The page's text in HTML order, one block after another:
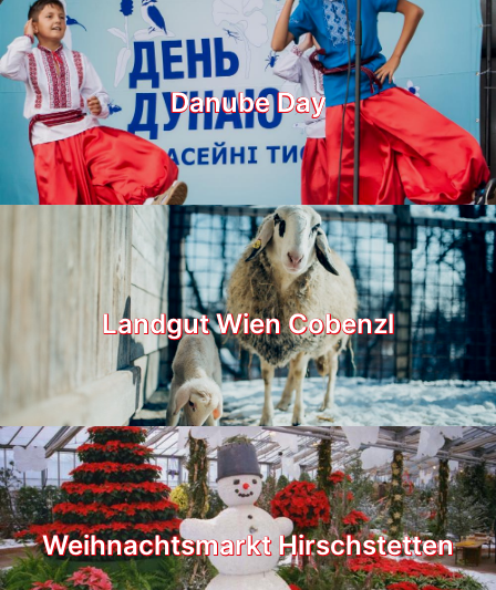
Danube Day
Landgut Wien Cobenzl
Weihnachtsmarkt Hirschstetten